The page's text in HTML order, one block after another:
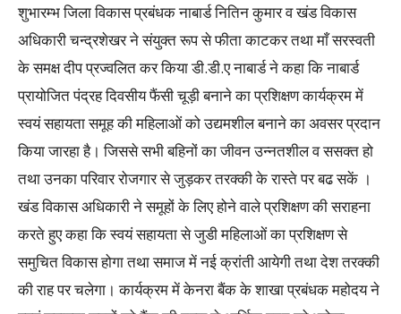
शुभारम्भ जिला विकास प्रबंधक नाबार्ड नितिन कुमार व खंड विकास
अधिकारी चन्द्रशेखर ने संयुक्त रूप से फीता काटकर तथा माँ सरस्वती
के समक्ष दीप प्रज्वलित कर किया डी.डी.ए नाबार्ड ने कहा कि नाबार्ड
प्रायोजित पंद्रह दिवसीय फैंसी चूड़ी बनाने का प्रशिक्षण कार्यक्रम में
स्वयं सहायता समूह की महिलाओं को उद्यमशील बनाने का अवसर प्रदान
किया जारहा है। जिससे सभी बहिनों का जीवन उन्नतशील व ससक्त हो
तथा उनका परिवार रोजगार से जुड़कर तरक्की के रास्ते पर बढ सकें ।
खंड विकास अधिकारी ने समूहों के लिए होने वाले प्रशिक्षण की सराहना
करते हुए कहा कि स्वयं सहायता से जुडी महिलाओं का प्रशिक्षण से
समुचित विकास होगा तथा समाज में नई क्रांती आयेगी तथा देश तरक्की
की राह पर चलेगा। कार्यक्रम में केनरा बैंक के शाखा प्रबंधक महोदय ने